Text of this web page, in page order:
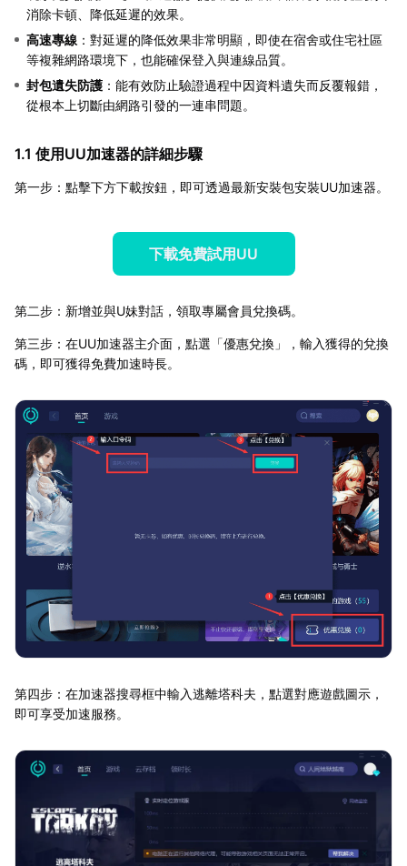
消除卡頓、降低延遲的效果。
高速專線 ：對延遲的降低效果非常明顯，即使在宿舍或住宅社區
等複雜網路環境下，也能確保登入與連線品質。
封包遺失防護 ：能有效防止驗證過程中因資料遺失而反覆報錯，
從根本上切斷由網路引發的一連串問題。
1.1 使用UU加速器的詳細步驟
第一步：點擊下方下載按鈕，即可透過最新安裝包安裝UU加速器。
下載免費試用UU
第二步：新增並與U妹對話，領取專屬會員兌換碼。
第三步：在UU加速器主介面，點選「優惠兌換」，輸入獲得的兌換
碼，即可獲得免費加速時長。
第四步：在加速器搜尋框中輸入逃離塔科夫，點選對應遊戲圖示，
即可享受加速服務。